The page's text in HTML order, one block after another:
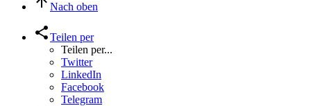
Nach oben
Teilen per
Teilen per...
Twitter
LinkedIn
Facebook
Telegram